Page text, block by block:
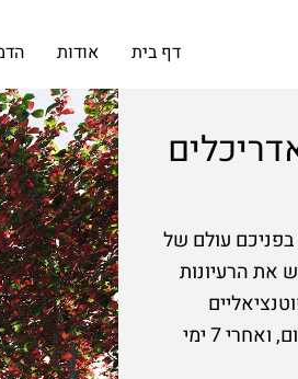
דף בית אודות
עולם של
את הרעיונות
ולהגדיל מכירות. מתחילים לעבוד תוך יום, ואחרי 7 ימי